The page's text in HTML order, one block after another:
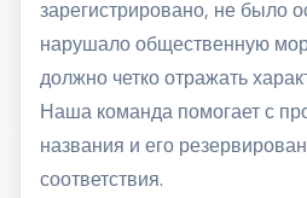
зарегистрировано, не было
нарушало общественную
должно четко отражать
Наша команда помогает с
названия и его
соответствия.